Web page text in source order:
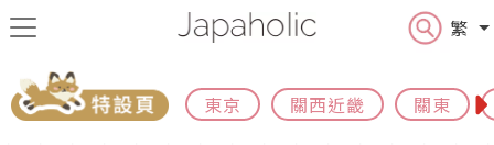
繁
東京 關西近畿 關東